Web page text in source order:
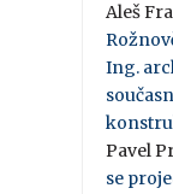
Aleš
Ing.
Pavel
se